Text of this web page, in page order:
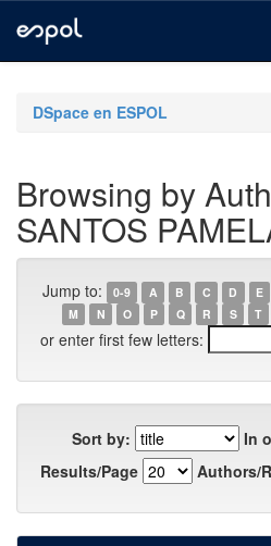
navigationDSpace en ESPOL
Browsing by
SANTOS
Jump to: 0-9 A B C D E
M
N O P Q R S T
or enter first few letters:
Sort by:
In
Results/Page
Authors/